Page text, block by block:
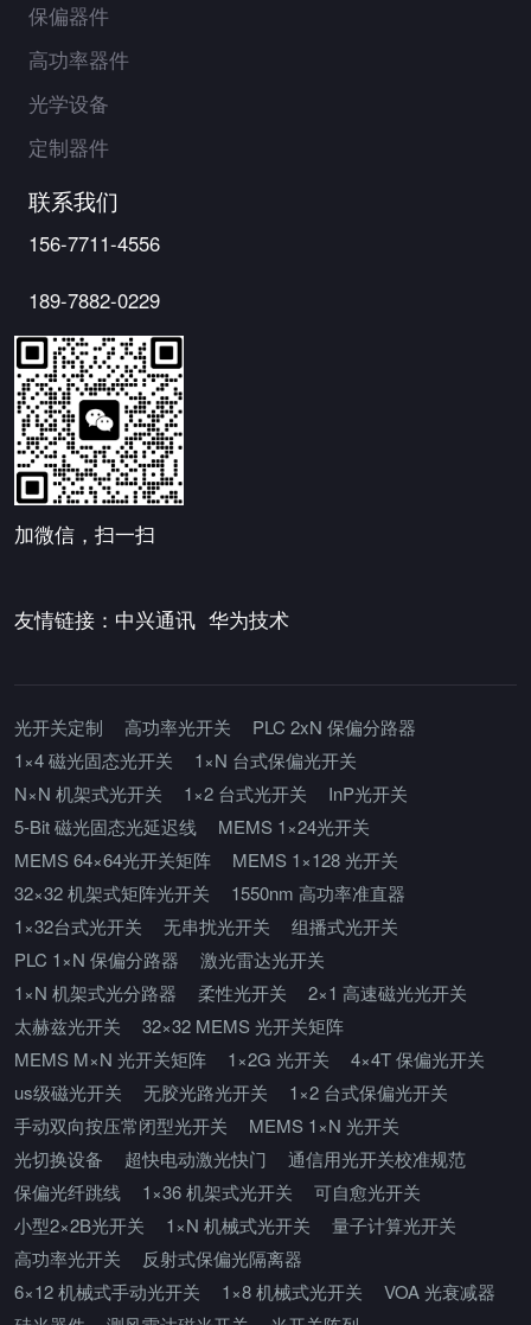
保偏器件
高功率器件
光学设备
定制器件
联系我们
156-7711-4556
189-7882-0229
加微信，扫一扫
友情链接： 中兴通讯 华为技术
光开关定制 高功率光开关
PLC 2xN 保偏分路器
1×4 磁光固态光开关
1×N 台式保偏光开关
N×N 机架式光开关
1×2 台式光开关
InP光开关
5-Bit 磁光固态光延迟线
MEMS 1×24光开关
MEMS 64×64光开关矩阵
MEMS 1×128 光开关
32×32 机架式矩阵光开关
1550nm 高功率准直器
1×32台式光开关
无串扰光开关
组播式光开关
PLC 1×N 保偏分路器
激光雷达光开关
1×N 机架式光分路器
柔性光开关
2×1 高速磁光光开关
太赫兹光开关
32×32 MEMS 光开关矩阵
MEMS M×N 光开关矩阵
1×2G 光开关
4×4T 保偏光开关
us级磁光开关
无胶光路光开关
1×2 台式保偏光开关
手动双向按压常闭型光开关
MEMS 1×N 光开关
光切换设备
超快电动激光快门
通信用光开关校准规范
保偏光纤跳线
1×36 机架式光开关
可自愈光开关
小型2×2B光开关
1×N 机械式光开关
量子计算光开关
高功率光开关
反射式保偏光隔离器
6×12 机械式手动光开关
1×8 机械式光开关
VOA 光衰减器